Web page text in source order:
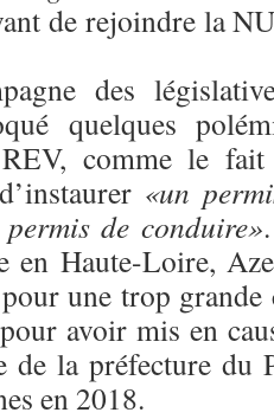
de rejoindre la
des
quelques
comme le
«un
de conduire»
en Haute-Loire,
une trop
avoir mis en
de la préfecture du
en 2018.